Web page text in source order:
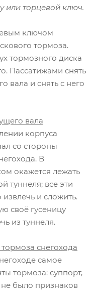
или торцевой ключ.
ключом
тормоза.
тормозного диска
Пассатижами снять
вала и снять с него
вала
корпуса
со стороны
В
окажется лежать
туннеля; все эти
и сложить.
своё гусеницу
из туннеля.
снегохода
самое
тормоза: суппорт,
не было признаков